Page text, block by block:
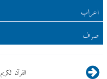
اعراب
صرف
القرآن الكريم